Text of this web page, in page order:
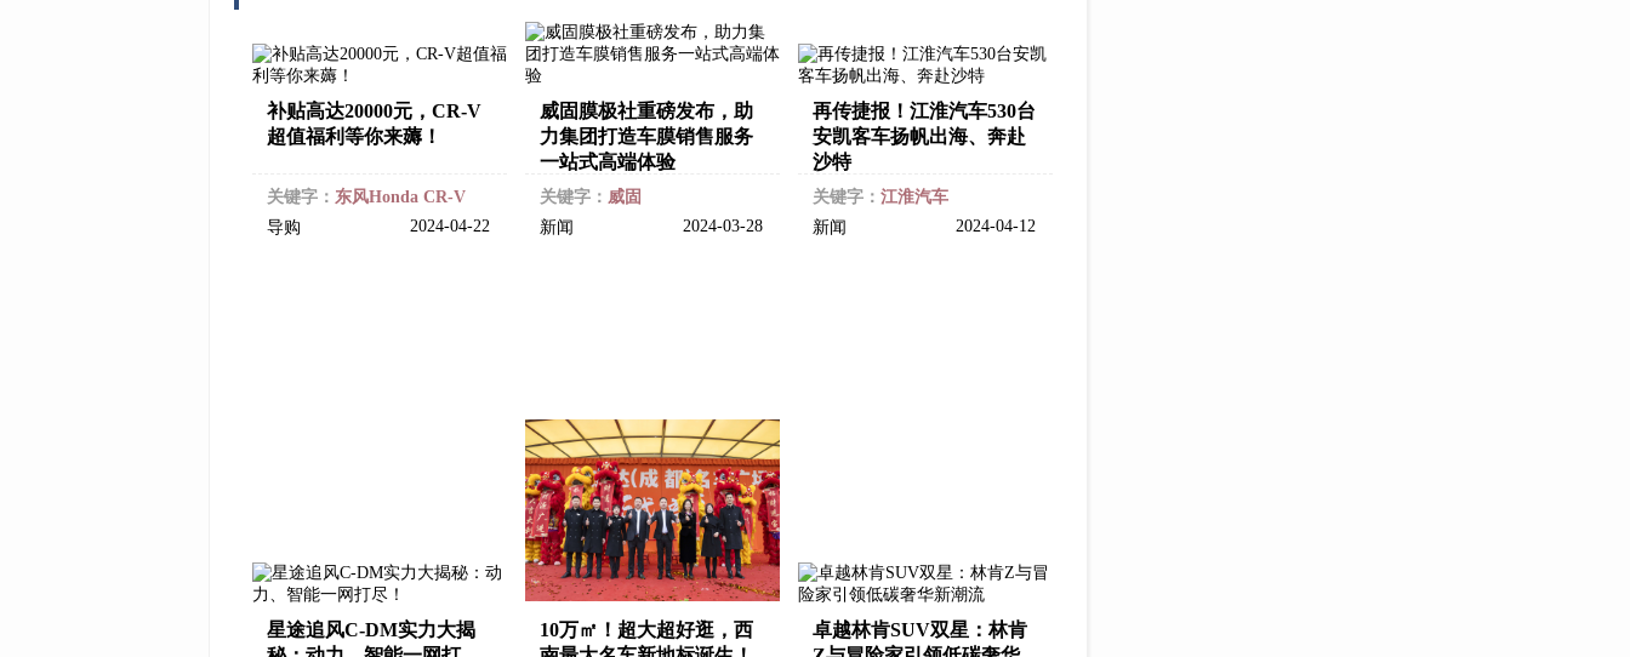
补贴高达20000元，CR-V
超值福利等你来薅！
关键字： 东风Honda CR-V
导购
2024-04-22
威固膜极社重磅发布，助
力集团打造车膜销售服务
一站式高端体验
关键字： 威固
新闻
2024-03-28
再传捷报！江淮汽车530台
安凯客车扬帆出海、奔赴
沙特
关键字： 江淮汽车
新闻
2024-04-12
星途追风C-DM实力大揭
10万㎡！超大超好逛，西
卓越林肯SUV双星：林肯